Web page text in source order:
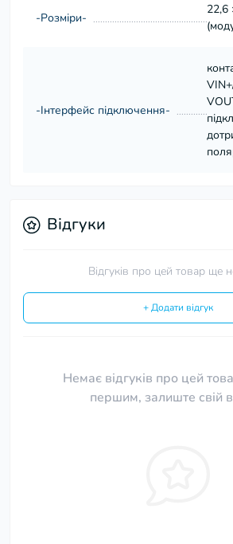
-Розміри-
22,6
-Інтерфейс підключення-
Відгуки
Відгуків про цей товар ще
+ Додати відгук
Немає відгуків про цей
першим, залиште свій